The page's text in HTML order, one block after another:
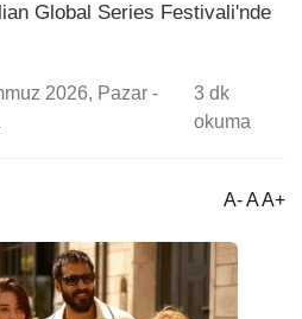
Global Series Festivali'nde
2026, Pazar -
3 dk
okuma
A- A A+